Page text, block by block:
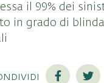
il 99% dei
in grado di